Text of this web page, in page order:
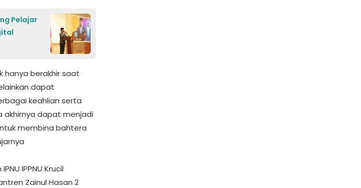
Pelajar
hanya berakhir saat
dapat
keahlian serta
akhirnya dapat menjadi
membina bahtera
IPPNU Krucil
Zainul Hasan 2